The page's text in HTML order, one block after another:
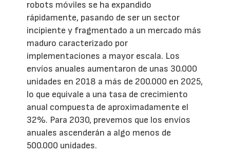
robots móviles se ha expandido
rápidamente, pasando de ser un sector
incipiente y fragmentado a un mercado más
maduro caracterizado por
implementaciones a mayor escala. Los
envíos anuales aumentaron de unas 30.000
unidades en 2018 a más de 200.000 en 2025,
lo que equivale a una tasa de crecimiento
anual compuesta de aproximadamente el
32%. Para 2030, prevemos que los envíos
anuales ascenderán a algo menos de
500.000 unidades.